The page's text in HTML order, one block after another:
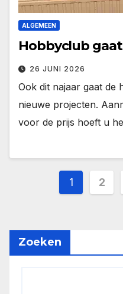
ALGEMEEN
Hobbyclub
26 JUNI 2026
Ook dit najaar gaat
nieuwe projecten.
voor de prijs hoeft u
1 2
Zoeken